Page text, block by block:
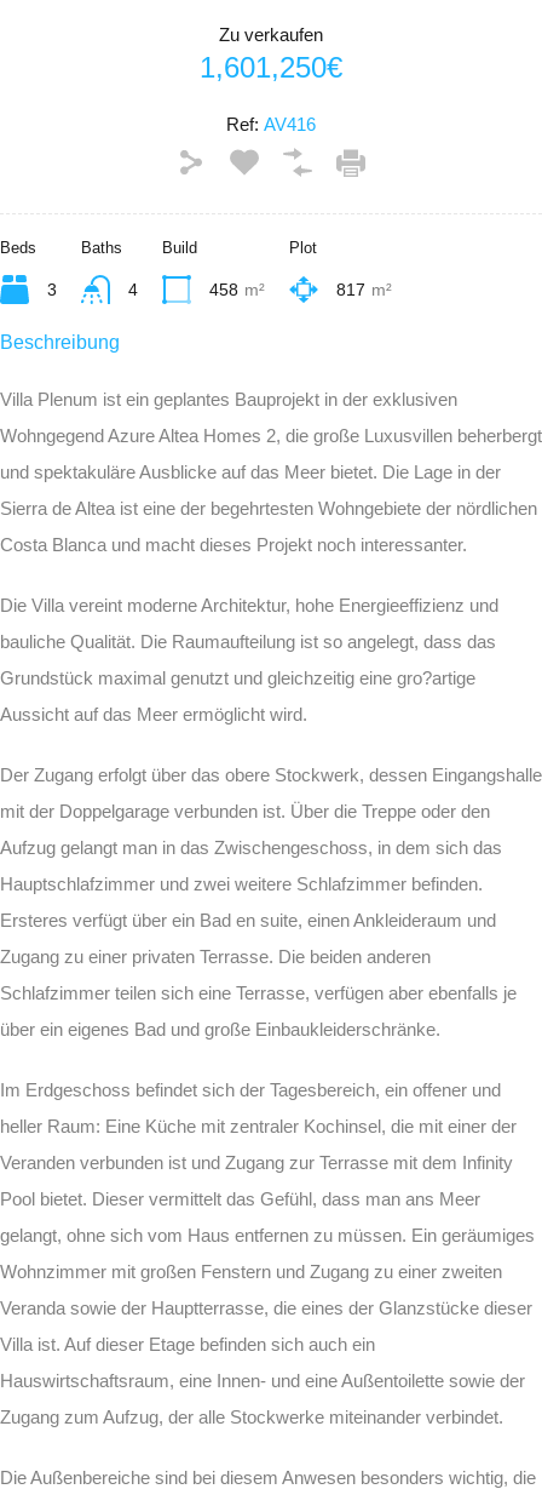
Zu verkaufen
1,601,250€
Ref: AV416
Beds
3
Baths
4
Build
458 m²
Plot
817 m²
Beschreibung
Villa Plenum ist ein geplantes Bauprojekt in der exklusiven
Wohngegend Azure Altea Homes 2, die große Luxusvillen beherbergt
und spektakuläre Ausblicke auf das Meer bietet. Die Lage in der
Sierra de Altea ist eine der begehrtesten Wohngebiete der nördlichen
Costa Blanca und macht dieses Projekt noch interessanter.
Die Villa vereint moderne Architektur, hohe Energieeffizienz und
bauliche Qualität. Die Raumaufteilung ist so angelegt, dass das
Grundstück maximal genutzt und gleichzeitig eine gro?artige
Aussicht auf das Meer ermöglicht wird.
Der Zugang erfolgt über das obere Stockwerk, dessen Eingangshalle
mit der Doppelgarage verbunden ist. Über die Treppe oder den
Aufzug gelangt man in das Zwischengeschoss, in dem sich das
Hauptschlafzimmer und zwei weitere Schlafzimmer befinden.
Ersteres verfügt über ein Bad en suite, einen Ankleideraum und
Zugang zu einer privaten Terrasse. Die beiden anderen
Schlafzimmer teilen sich eine Terrasse, verfügen aber ebenfalls je
über ein eigenes Bad und große Einbaukleiderschränke.
Im Erdgeschoss befindet sich der Tagesbereich, ein offener und
heller Raum: Eine Küche mit zentraler Kochinsel, die mit einer der
Veranden verbunden ist und Zugang zur Terrasse mit dem Infinity
Pool bietet. Dieser vermittelt das Gefühl, dass man ans Meer
gelangt, ohne sich vom Haus entfernen zu müssen. Ein geräumiges
Wohnzimmer mit großen Fenstern und Zugang zu einer zweiten
Veranda sowie der Hauptterrasse, die eines der Glanzstücke dieser
Villa ist. Auf dieser Etage befinden sich auch ein
Hauswirtschaftsraum, eine Innen- und eine Außentoilette sowie der
Zugang zum Aufzug, der alle Stockwerke miteinander verbindet.
Die Außenbereiche sind bei diesem Anwesen besonders wichtig, die